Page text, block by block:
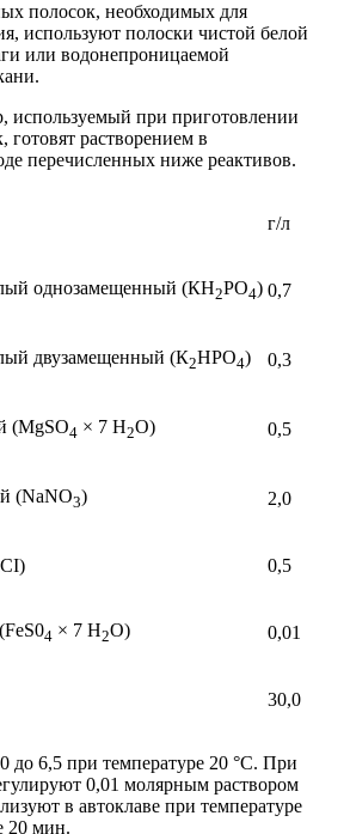
полосок, необходимых для
используют полоски чистой белой
или водонепроницаемой
используемый при приготовлении
готовят растворением в
перечисленных ниже реактивов.
г/л
однозамещенный (КН2РО4) 0,7
двузамещенный (К2НРО4) 0,3
(MgSО4 × 7 Н2О) 0,5
(NaNО3) 2,0
0,5
4 × 7 Н2О) 0,01
30,0
до 6,5 при температуре 20 °С. При
0,01 молярным раствором
в автоклаве при температуре
20 мин.